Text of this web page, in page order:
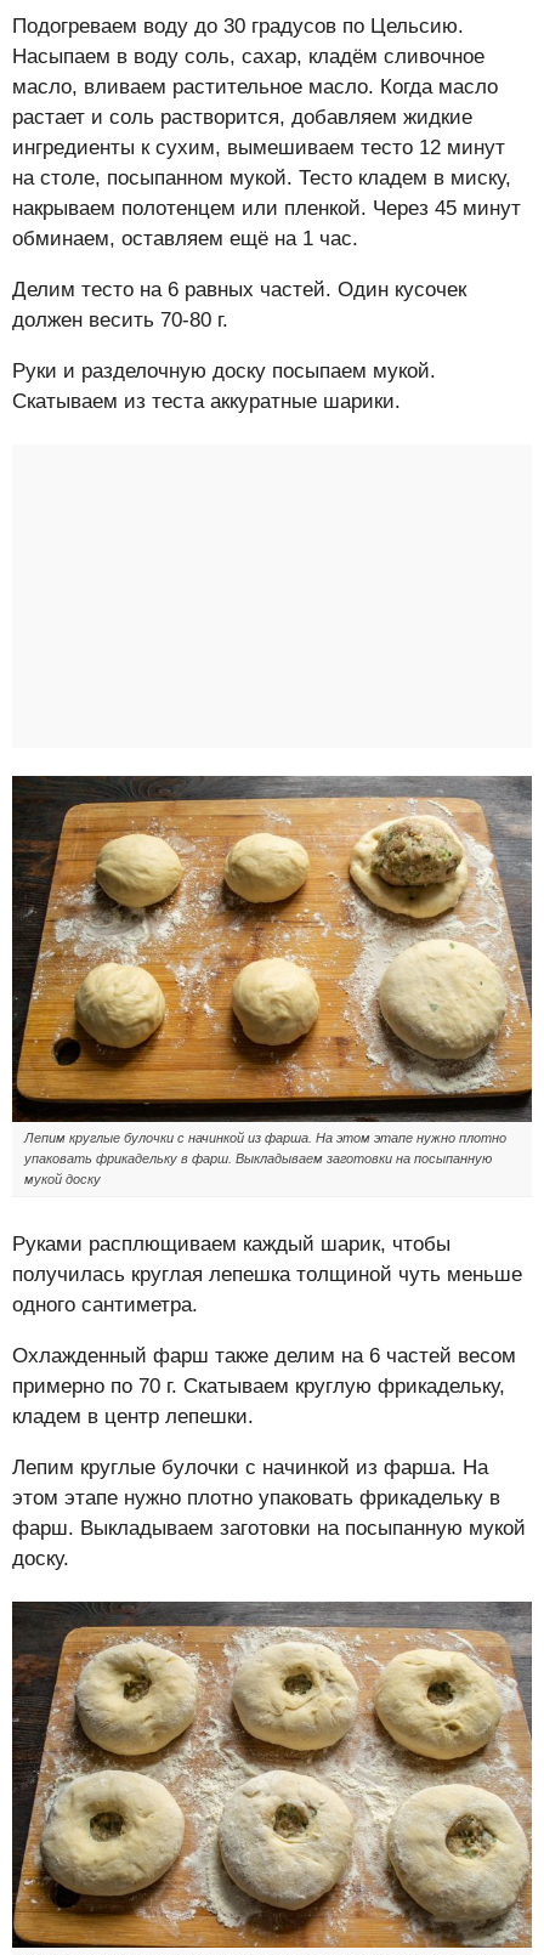
Подогреваем воду до 30 градусов по Цельсию.
Насыпаем в воду соль, сахар, кладём сливочное
масло, вливаем растительное масло. Когда масло
растает и соль растворится, добавляем жидкие
ингредиенты к сухим, вымешиваем тесто 12 минут
на столе, посыпанном мукой. Тесто кладем в миску,
накрываем полотенцем или пленкой. Через 45 минут
обминаем, оставляем ещё на 1 час.
Делим тесто на 6 равных частей. Один кусочек
должен весить 70-80 г.
Руки и разделочную доску посыпаем мукой.
Скатываем из теста аккуратные шарики.
Лепим круглые булочки с начинкой из фарша. На этом этапе нужно плотно
упаковать фрикадельку в фарш. Выкладываем заготовки на посыпанную
мукой доску
Руками расплющиваем каждый шарик, чтобы
получилась круглая лепешка толщиной чуть меньше
одного сантиметра.
Охлажденный фарш также делим на 6 частей весом
примерно по 70 г. Скатываем круглую фрикадельку,
кладем в центр лепешки.
Лепим круглые булочки с начинкой из фарша. На
этом этапе нужно плотно упаковать фрикадельку в
фарш. Выкладываем заготовки на посыпанную мукой
доску.